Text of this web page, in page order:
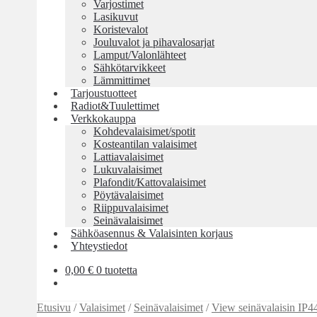
Varjostimet
Lasikuvut
Koristevalot
Jouluvalot ja pihavalosarjat
Lamput/Valonlähteet
Sähkötarvikkeet
Lämmittimet
Tarjoustuotteet
Radiot&Tuulettimet
Verkkokauppa
Kohdevalaisimet/spotit
Kosteantilan valaisimet
Lattiavalaisimet
Lukuvalaisimet
Plafondit/Kattovalaisimet
Pöytävalaisimet
Riippuvalaisimet
Seinävalaisimet
Sähköasennus & Valaisinten korjaus
Yhteystiedot
0,00 € 0 tuotetta
Etusivu /Valaisimet / Seinävalaisimet /View seinävalaisin